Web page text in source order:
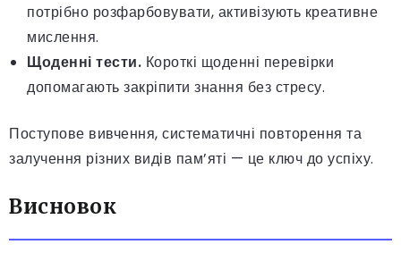
потрібно розфарбовувати, активізують креативне
мислення.
Щоденні тести. Короткі щоденні перевірки
допомагають закріпити знання без стресу.
Поступове вивчення, систематичні повторення та
залучення різних видів пам’яті — це ключ до успіху.
Висновок